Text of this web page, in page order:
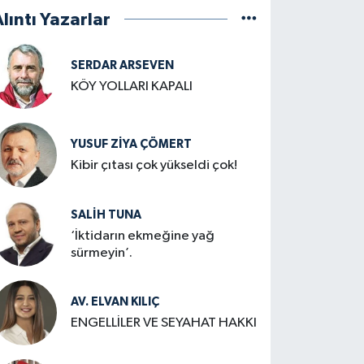
Yazarlar
SERDAR ARSEVEN
KÖY YOLLARI KAPALI
YUSUF ZIYA ÇÖMERT
Kibir çıtası çok yükseldi çok!
SALIH TUNA
‘İktidarın ekmeğine yağ
sürmeyin’.
AV. ELVAN KILIÇ
ENGELLİLER VE SEYAHAT HAKKI